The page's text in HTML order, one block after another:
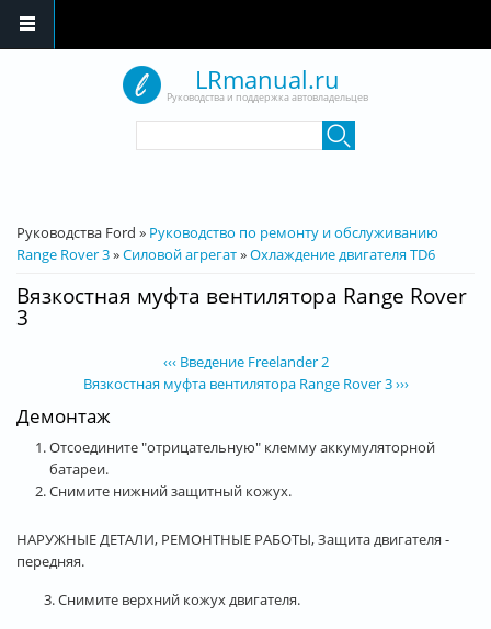
LRmanual.ru
Руководства и поддержка автовладельцев
Вы здесь
Руководства Ford » Руководство по ремонту и обслуживанию
Range Rover 3»Силовой агрегат»Охлаждение двигателя TD6
Вязкостная муфта вентилятора Range Rover
3
‹‹‹ Введение Freelander 2
Вязкостная муфта вентилятора Range Rover 3 ›››
Демонтаж
Отсоедините "отрицательную" клемму аккумуляторной
батареи.
Снимите нижний защитный кожух.
НАРУЖНЫЕ ДЕТАЛИ, РЕМОНТНЫЕ РАБОТЫ, Защита двигателя -
передняя.
3. Снимите верхний кожух двигателя.